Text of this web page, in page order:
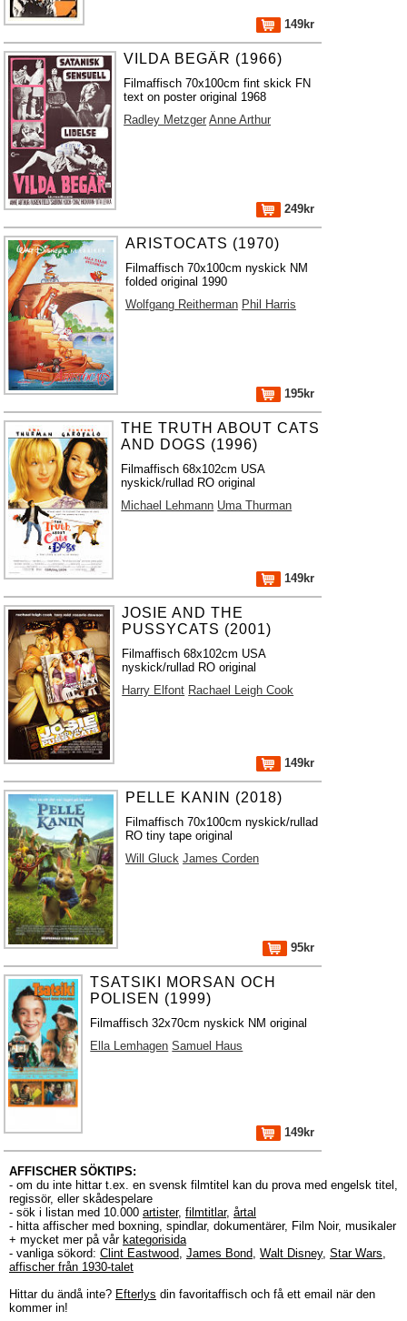
149kr
VILDA BEGÄR (1966)
Filmaffisch 70x100cm fint skick FN
text on poster original 1968
Radley Metzger Anne Arthur
249kr
ARISTOCATS (1970)
Filmaffisch 70x100cm nyskick NM
folded original 1990
Wolfgang Reitherman Phil Harris
195kr
THE TRUTH ABOUT CATS
AND DOGS (1996)
Filmaffisch 68x102cm USA
nyskick/rullad RO original
Michael Lehmann Uma Thurman
149kr
JOSIE AND THE
PUSSYCATS (2001)
Filmaffisch 68x102cm USA
nyskick/rullad RO original
Harry Elfont Rachael Leigh Cook
149kr
PELLE KANIN (2018)
Filmaffisch 70x100cm nyskick/rullad
RO tiny tape original
Will Gluck James Corden
95kr
TSATSIKI MORSAN OCH
POLISEN (1999)
Filmaffisch 32x70cm nyskick NM original
Ella Lemhagen Samuel Haus
149kr
AFFISCHER SÖKTIPS:
- om du inte hittar t.ex. en svensk filmtitel kan du prova med engelsk titel,
regissör, eller skådespelare
- sök i listan med 10.000 artister, filmtitlar, årtal
- hitta affischer med boxning, spindlar, dokumentärer, Film Noir, musikaler
+ mycket mer på vår kategorisida
- vanliga sökord: Clint Eastwood, James Bond, Walt Disney, Star Wars,
affischer från 1930-talet
Hittar du ändå inte? Efterlys din favoritaffisch och få ett email när den
kommer in!